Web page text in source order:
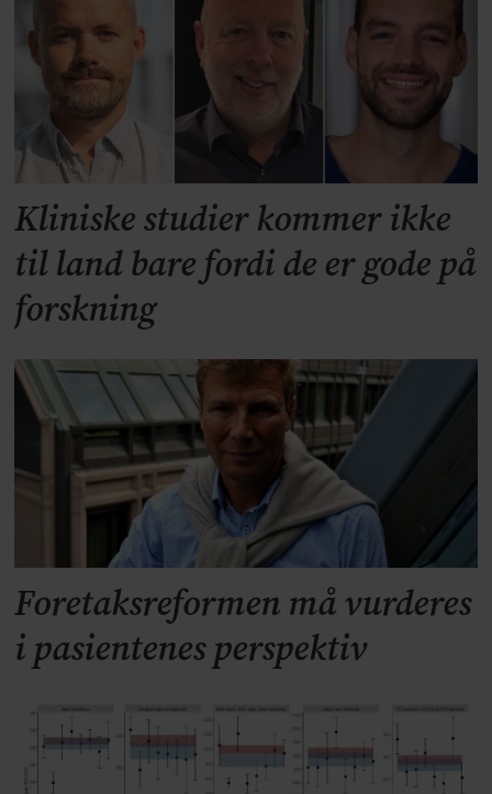
Kliniske studier kommer ikke
til land bare fordi de er gode på
forskning
Foretaksreformen må vurderes
i pasientenes perspektiv